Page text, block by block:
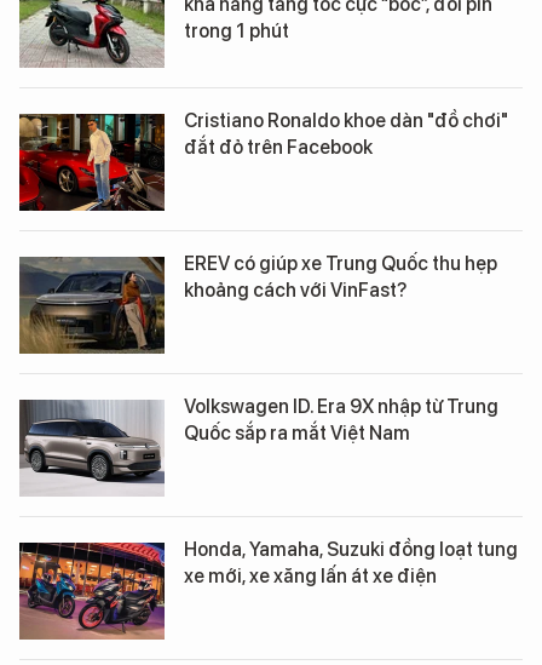
trong 1 phút
Cristiano Ronaldo khoe dàn "đồ chơi"
đắt đỏ trên Facebook
EREV có giúp xe Trung Quốc thu hẹp
khoảng cách với VinFast?
Volkswagen ID. Era 9X nhập từ Trung
Quốc sắp ra mắt Việt Nam
Honda, Yamaha, Suzuki đồng loạt tung
xe mới, xe xăng lấn át xe điện